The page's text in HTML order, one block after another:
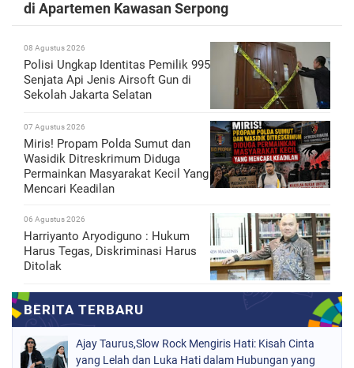
di Apartemen Kawasan Serpong
08 Agustus 2026
Polisi Ungkap Identitas Pemilik 995
Senjata Api Jenis Airsoft Gun di
Sekolah Jakarta Selatan
07 Agustus 2026
Miris! Propam Polda Sumut dan
Wasidik Ditreskrimum Diduga
Permainkan Masyarakat Kecil Yang
Mencari Keadilan
06 Agustus 2026
Harriyanto Aryodiguno : Hukum
Harus Tegas, Diskriminasi Harus
Ditolak
Ajay Taurus,Slow Rock Mengiris Hati: Kisah Cinta
yang Lelah dan Luka Hati dalam Hubungan yang